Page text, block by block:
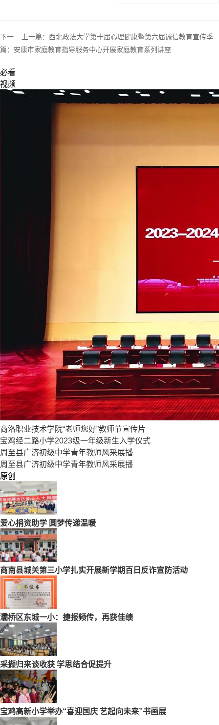
上一篇： 西北政法大学第十届心理健康暨第六届诚信教育宣传季...
下一
篇： 安康市家庭教育指导服务中心开展家庭教育系列讲座
必看
视频
商洛职业技术学院“老师您好”教师节宣传片
宝鸡经二路小学2023级一年级新生入学仪式
周至县广济初级中学青年教师风采展播
周至县广济初级中学青年教师风采展播
原创
爱心捐资助学 圆梦传递温暖
商南县城关第三小学扎实开展新学期百日反诈宣防活动
灞桥区东城一小：捷报频传，再获佳绩
采撷归来谈收获 学思结合促提升
宝鸡高新小学举办“喜迎国庆 艺起向未来”书画展